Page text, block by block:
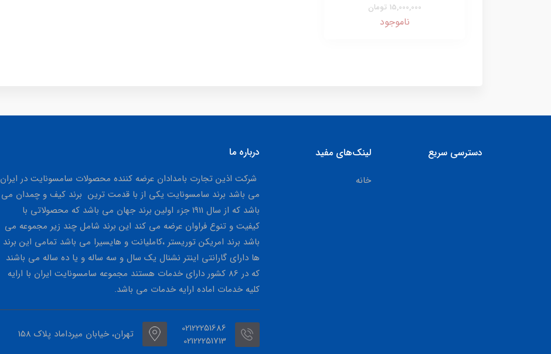
15,000,000 تومان
ناموجود
دسترسی سریع لینک‌های مفید
خانه
درباره ما
شرکت اذین تجارت بامدادان عرضه کننده محصولات سامسونایت در ایران
می باشد برند سامسونایت یکی از با قدمت ترین برند کیف و چمدان می
باشد که از سال 1911 جزء اولین برند جهان می باشد که محصولاتی با
کیفیت و تنوع فراوان عرضه می کند این برند شامل چند زیر مجموعه می
باشد برند امریکن توریستر ،کاملیانت و هایسیرا می باشد تمامی این برند
ها دارای گارانتی اینتر نشنال یک سال و سه ساله و یا ده ساله می باشند
که در 86 کشور دارای خدمات هستند مجموعه سامسونایت ایران با ارایه
کلیه خدمات اماده ارایه خدمات می باشد.
02122251686
02122251713
تهران، خیابان میرداماد پلاک 158